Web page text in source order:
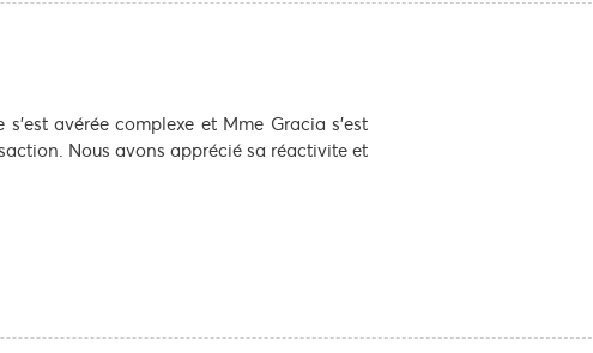
avérée complexe et Mme Gracia s’est
Nous avons apprécié sa réactivite et